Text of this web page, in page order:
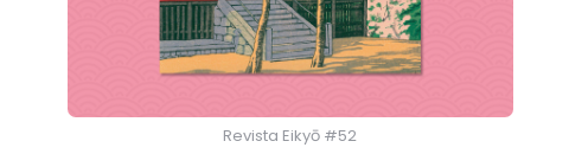
Revista Eikyō #52